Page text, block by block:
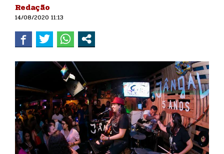
Redação
14/08/2020 11:13